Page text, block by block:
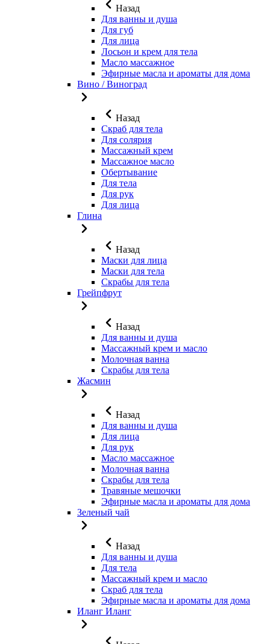
Назад
Для ванны и душа
Для губ
Для лица
Лосьон и крем для тела
Масло массажное
Эфирные масла и ароматы для дома
Вино / Виноград
Назад
Скраб для тела
Для солярия
Массажный крем
Массажное масло
Обертывание
Для тела
Для рук
Для лица
Глина
Назад
Маски для лица
Маски для тела
Скрабы для тела
Грейпфрут
Назад
Для ванны и душа
Массажный крем и масло
Молочная ванна
Скрабы для тела
Жасмин
Назад
Для ванны и душа
Для лица
Для рук
Масло массажное
Молочная ванна
Скрабы для тела
Травяные мешочки
Эфирные масла и ароматы для дома
Зеленый чай
Назад
Для ванны и душа
Для тела
Массажный крем и масло
Скраб для тела
Эфирные масла и ароматы для дома
Иланг Иланг